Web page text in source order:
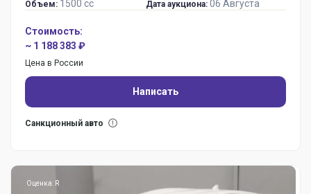
Объем: 1500 сс Дата аукциона: 06 Августа
Стоимость:
~ 1 188 383 ₽
Цена в России
Написать
Санкционный авто
Оценка: R